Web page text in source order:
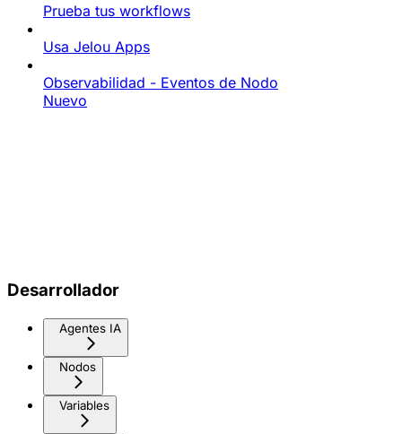
Prueba tus workflows
Usa Jelou Apps
Observabilidad - Eventos de Nodo
Nuevo
Desarrollador
Agentes IA
Nodos
Variables